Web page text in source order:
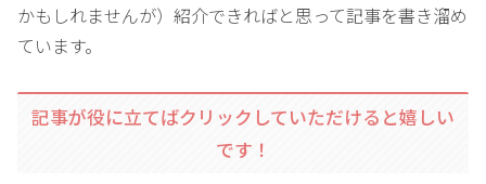
かもしれませんが）紹介できればと思って記事を書き溜め
ています。
記事が役に立てばクリックしていただけると嬉しい
です！